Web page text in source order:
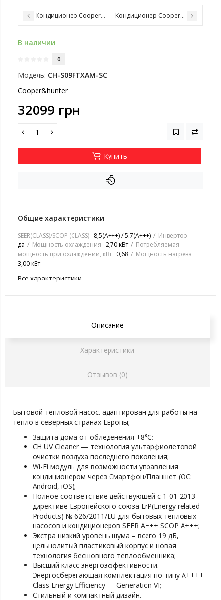
Кондиционер Cooper&Hunter CH-S24FTXAM-GD
Кондиционер Cooper&Hunter CH-
В наличии
0
Модель: CH-S09FTXAM-SC
Cooper&hunter
32099 грн
Купить
Общие характеристики
SEER(CLASS)/SCOP (CLASS) 8,5(А+++) / 5.7(А+++)
Инвертор
да
Мощность охлаждения 2,70 кВт
Потребляемая
мощность при охлаждении, кВт 0,68
Мощность нагрева
3,00 кВт
Все характеристики
Описание
Характеристики
Отзывов (0)
Бытовой тепловой насос. адаптирован для работы на
тепло в северных странах Европы;
Защита дома от обледенения +8°C;
CH UV Cleaner — технология ультарфиолетовой
очистки воздуха последнего поколения;
Wi-Fi модуль для возможности управления
кондиционером через Смартфон/Планшет (ОС:
Android, iOS);
Полное соответствие действующей c 1-01-2013
директиве Европейского союза ErP(Energy related
Products) № 626/2011/EU для бытовых тепловых
насосов и кондиционеров SEER A+++ SCOP A+++;
Экстра низкий уровень шума – всего 19 дБ,
цельнолитый пластиковый корпус и новая
технология бесшовного теплообменника;
Высший класс энергоэффективности.
Энергосберегающая комплектация по типу A++++
Class Energy Efficiency — Generation VI;
Стильный и компактный дизайн.